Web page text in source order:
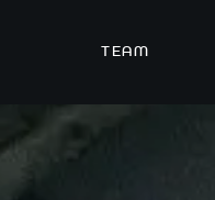
TEAM